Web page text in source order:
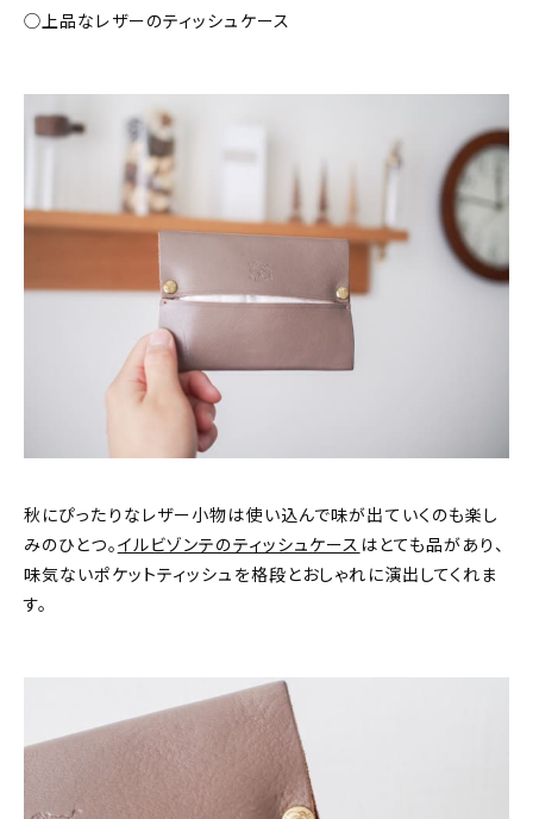
◯上品なレザーのティッシュケース
秋にぴったりなレザー小物は使い込んで味が出ていくのも楽し
みのひとつ。イルビゾンテのティッシュケース はとても品があり、
味気ないポケットティッシュを格段とおしゃれに演出してくれま
す。